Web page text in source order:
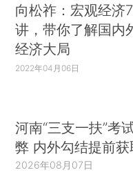
向松祚：宏观经济
讲，带你了解国内
经济大局
2022年04月06日
河南“三支一扶”考
弊 内外勾结提前获
2026年08月07日